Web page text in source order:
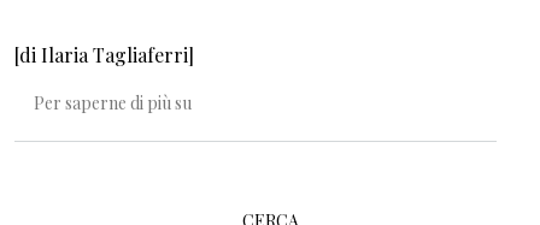
[di Ilaria Tagliaferri]
Per saperne di più su